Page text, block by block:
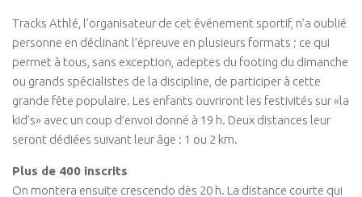
Tracks Athlé, l’organisateur de cet événement sportif, n’a oublié
personne en déclinant l’épreuve en plusieurs formats ; ce qui
permet à tous, sans exception, adeptes du footing du dimanche
ou grands spécialistes de la discipline, de participer à cette
grande fête populaire. Les enfants ouvriront les festivités sur «la
kid’s» avec un coup d’envoi donné à 19 h. Deux distances leur
seront dédiées suivant leur âge : 1 ou 2 km.
Plus de 400 inscrits
On montera ensuite crescendo dès 20 h. La distance courte qui